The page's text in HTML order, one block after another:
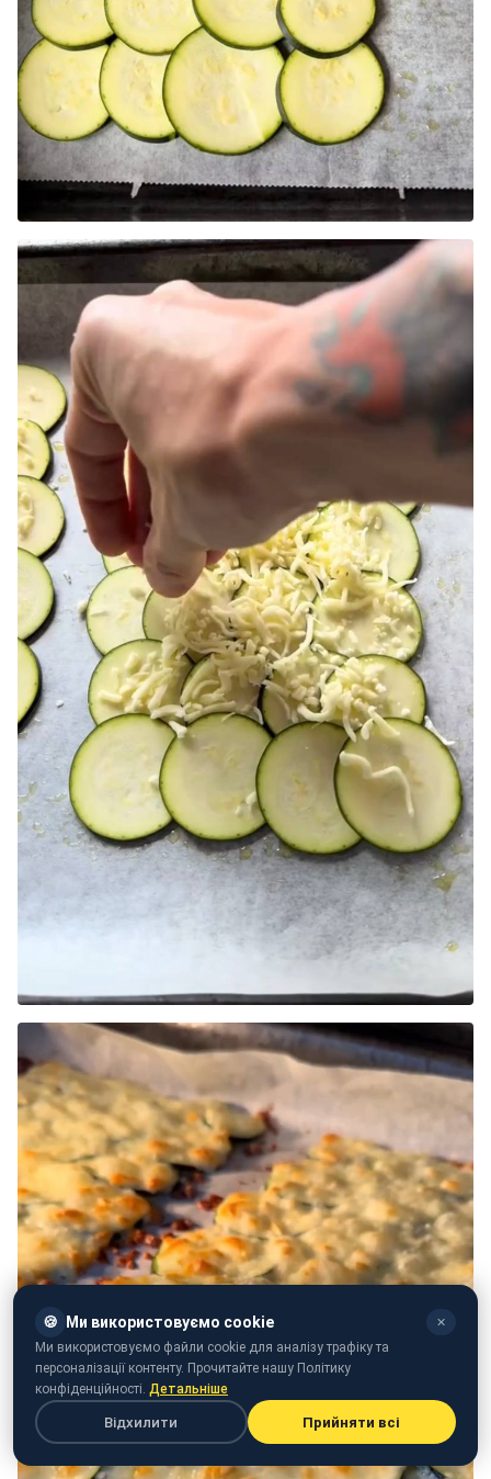
🍪 Ми використовуємо cookie ✕
Ми використовуємо файли cookie для аналізу трафіку та
персоналізації контенту. Прочитайте нашу Політику
конфіденційності. Детальніше
Відхилити Прийняти всі